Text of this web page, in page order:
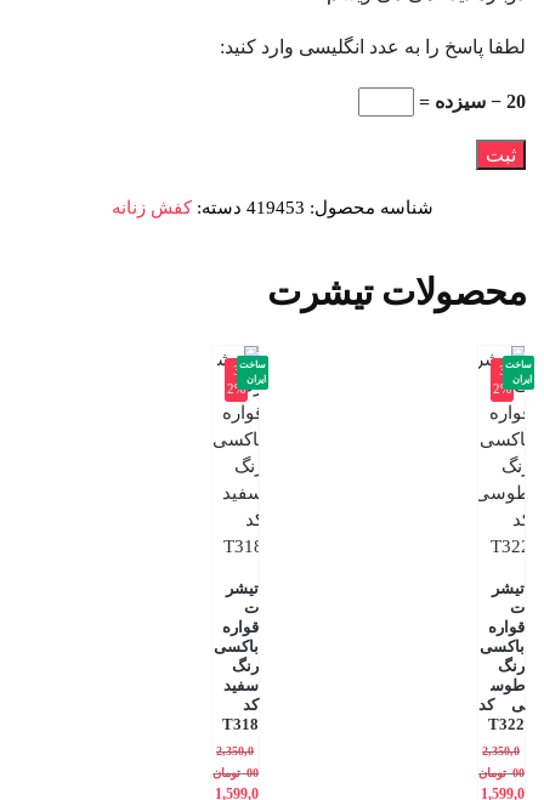
لطفا پاسخ را به عدد انگلیسی وارد کنید:
20 − سیزده =
شناسه محصول: 419453 دسته:کفش زنانه
محصولات تیشرت
-3
2%
تیشر
ت
قواره
باکسی
رنگ
طوس
ی کد
T322
2,350,0
00 تومان
1,599,0
ساخت
ایران
-3
2%
تیشر
ت
قواره
باکسی
رنگ
سفید
کد
T318
2,350,0
00 تومان
1,599,0
ساخت
ایران